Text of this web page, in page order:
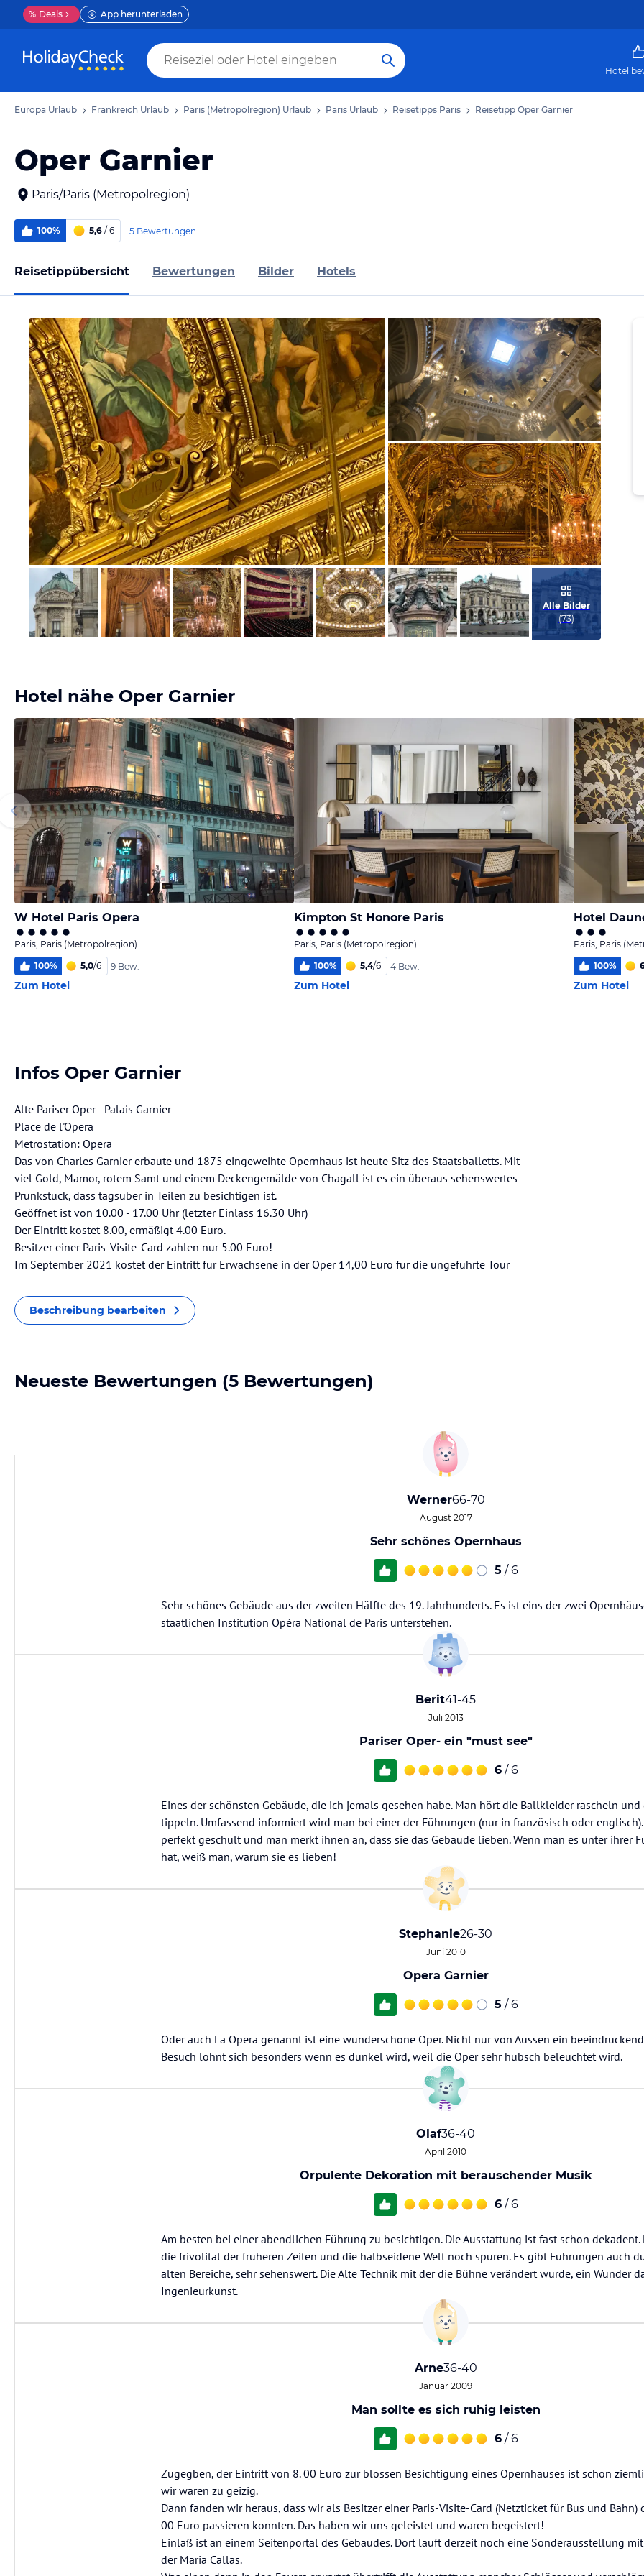
% Deals App herunterladen
Hotel
Europa Urlaub Frankreich Urlaub Paris (Metropolregion) Urlaub Paris Urlaub Reisetipps Paris Reisetipp Oper Garnier
Oper Garnier
Paris/Paris (Metropolregion)
100% 5,6 / 6 5 Bewertungen
Reisetippübersicht Bewertungen Bilder Hotels
Bild melden
von Erich
Bild melden
von Erich
Bild melden
von Erich
Alle Bilder
(73)
Hotel nähe Oper Garnier
W Hotel Paris Opera
Paris, Paris (Metropolregion)
100% 5,0/6 9 Bew.
Zum Hotel
Kimpton St Honore Paris
Paris, Paris (Metropolregion)
100% 5,4/6 4 Bew.
Zum Hotel
Hotel
Paris, Paris
100%
Zum Hotel
Infos Oper Garnier
Alte Pariser Oper - Palais Garnier
Place de l'Opera
Metrostation: Opera
Das von Charles Garnier erbaute und 1875 eingeweihte Opernhaus ist heute Sitz des Staatsballetts. Mit
viel Gold, Mamor, rotem Samt und einem Deckengemälde von Chagall ist es ein überaus sehenswertes
Prunkstück, dass tagsüber in Teilen zu besichtigen ist.
Geöffnet ist von 10.00 - 17.00 Uhr (letzter Einlass 16.30 Uhr)
Der Eintritt kostet 8.00, ermäßigt 4.00 Euro.
Besitzer einer Paris-Visite-Card zahlen nur 5.00 Euro!
Im September 2021 kostet der Eintritt für Erwachsene in der Oper 14,00 Euro für die ungeführte Tour
Beschreibung bearbeiten
Neueste Bewertungen (5 Bewertungen)
Werner66-70
August 2017
Sehr schönes Opernhaus
5 / 6
Sehr schönes Gebäude aus der zweiten Hälfte des 19. Jahrhunderts. Es ist eins der zwei
staatlichen Institution Opéra National de Paris unterstehen.
Berit41-45
Juli 2013
Pariser Oper- ein "must see"
6 / 6
Eines der schönsten Gebäude, die ich jemals gesehen habe. Man hört die Ballkleider rascheln
tippeln. Umfassend informiert wird man bei einer der Führungen (nur in französisch oder
perfekt geschult und man merkt ihnen an, dass sie das Gebäude lieben. Wenn man es unter ihrer
hat, weiß man, warum sie es lieben!
Stephanie26-30
Juni 2010
Opera Garnier
5 / 6
Oder auch La Opera genannt ist eine wunderschöne Oper. Nicht nur von Aussen ein
Besuch lohnt sich besonders wenn es dunkel wird, weil die Oper sehr hübsch beleuchtet wird.
Olaf36-40
April 2010
Orpulente Dekoration mit berauschender Musik
6 / 6
Am besten bei einer abendlichen Führung zu besichtigen. Die Ausstattung ist fast schon dekadent.
die frivolität der früheren Zeiten und die halbseidene Welt noch spüren. Es gibt Führungen auch
alten Bereiche, sehr sehenswert. Die Alte Technik mit der die Bühne verändert wurde, ein Wunder
Ingenieurkunst.
Arne36-40
Januar 2009
Man sollte es sich ruhig leisten
6 / 6
Zugegben, der Eintritt von 8. 00 Euro zur blossen Besichtigung eines Opernhauses ist schon
wir waren zu geizig.
Dann fanden wir heraus, dass wir als Besitzer einer Paris-Visite-Card (Netzticket für Bus und Bahn)
00 Euro passieren konnten. Das haben wir uns geleistet und waren begeistert!
Einlaß ist an einem Seitenportal des Gebäudes. Dort läuft derzeit noch eine Sonderausstellung
der Maria Callas.